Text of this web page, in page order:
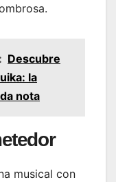
Descubre
la
nota
musical con